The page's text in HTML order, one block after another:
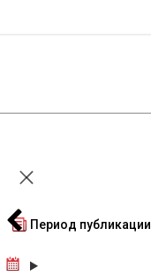
Период публикации